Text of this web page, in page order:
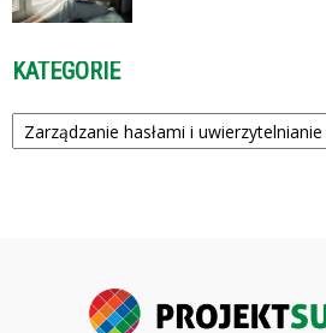
KATEGORIE
Kategorie